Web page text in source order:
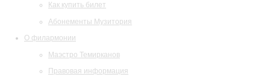
Как купить билет
Абонементы Музитория
О филармонии
Маэстро Темирканов
Правовая информация